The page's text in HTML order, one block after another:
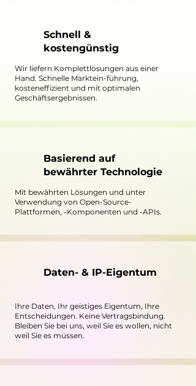
Schnell &
kostengünstig
Wir liefern Komplettlösungen aus einer
Hand. Schnelle Marktein-führung,
kosteneffizient und mit optimalen
Geschäftsergebnissen.
Basierend auf
bewährter Technologie
Mit bewährten Lösungen und unter
Verwendung von Open-Source-
Plattformen, -Komponenten und -APIs.
Daten- & IP-Eigentum
Ihre Daten, Ihr geistiges Eigentum, Ihre
Entscheidungen. Keine Vertragsbindung.
Bleiben Sie bei uns, weil Sie es wollen, nicht
weil Sie es müssen.